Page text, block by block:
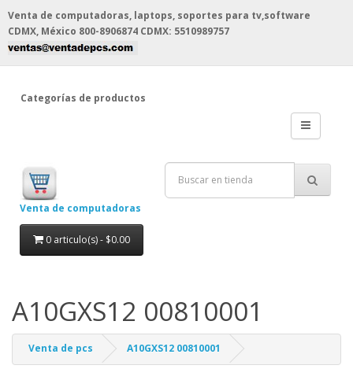
Venta de computadoras, laptops, soportes para tv,software
CDMX, México 800-8906874 CDMX: 5510989757
Categorías de productos
Venta de computadoras
0 articulo(s) - $0.00
A10GXS12 00810001
Venta de pcs A10GXS12 00810001